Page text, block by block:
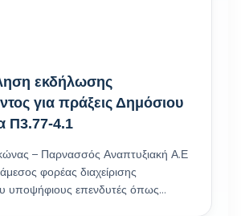
εκδήλωσης
για πράξεις Δημόσιου
Π3.77-4.1
– Παρνασσός Αναπτυξιακή Α.Ε
φορέας διαχείρισης
υποψήφιους επενδυτές όπως…